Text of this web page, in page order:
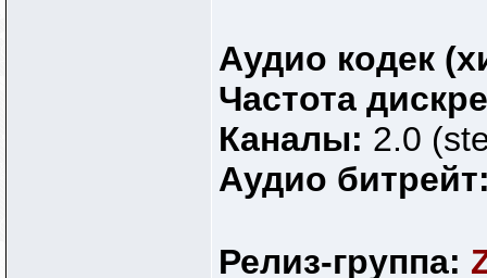
Аудио кодек
Частота
Каналы: 2.0
Аудио
Релиз-группа: